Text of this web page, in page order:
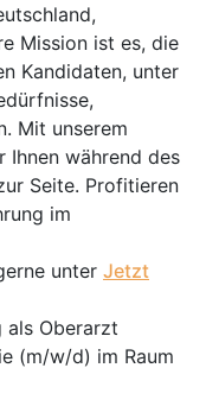
Mission ist es, die
Kandidaten, unter
Mit unserem
Ihnen während des
Seite. Profitieren
im
unter Jetzt
als Oberarzt
(m/w/d) im Raum